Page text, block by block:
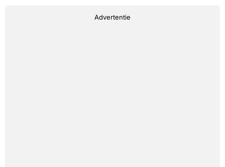
Advertentie